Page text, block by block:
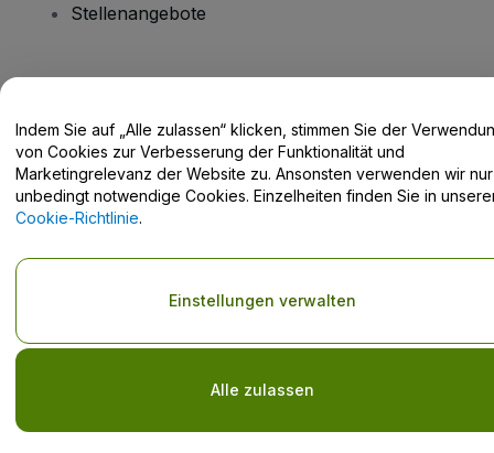
Stellenangebote
Hilfe-Center / Kontakt
Geschäftsbedingungenund dieDatenschutzerklärung
Keine Weitergabe meiner personenbezogenen Daten/Ihre
Indem Sie auf „Alle zulassen“ klicken, stimmen Sie der
von Cookies zur Verbesserung der Funktionalität und
Marketingrelevanz der Website zu. Ansonsten verwenden wir nur
unbedingt notwendige Cookies. Einzelheiten finden Sie in
Cookie-Richtlinie.
Alle zulassen
Einstellungen verwalten